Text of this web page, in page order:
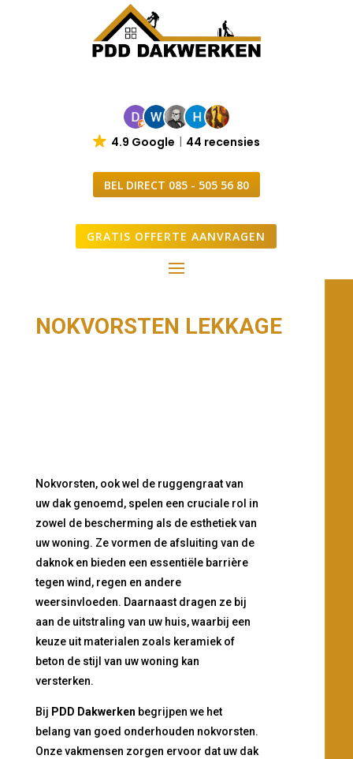
4.9 Google 44 recensies
BEL DIRECT 085 - 505 56 80
GRATIS OFFERTE AANVRAGEN
NOKVORSTEN LEKKAGE
Nokvorsten, ook wel de ruggengraat van
uw dak genoemd, spelen een cruciale rol in
zowel de bescherming als de esthetiek van
uw woning. Ze vormen de afsluiting van de
daknok en bieden een essentiële barrière
tegen wind, regen en andere
weersinvloeden. Daarnaast dragen ze bij
aan de uitstraling van uw huis, waarbij een
keuze uit materialen zoals keramiek of
beton de stijl van uw woning kan
versterken.
Bij PDD Dakwerken begrijpen we het
belang van goed onderhouden nokvorsten.
Onze vakmensen zorgen ervoor dat uw dak